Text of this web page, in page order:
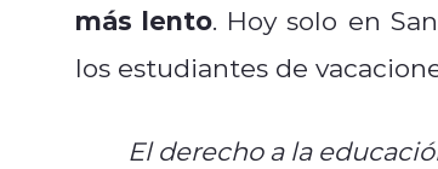
más lento. Hoy solo en
los estudiantes de
El derecho a la